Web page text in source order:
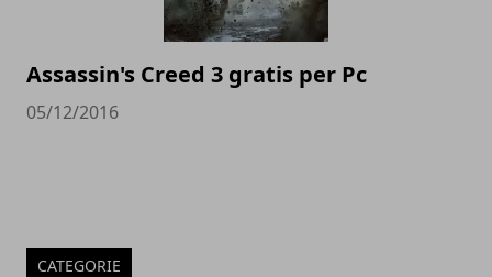
Assassin's Creed 3 gratis per Pc
05/12/2016
CATEGORIE